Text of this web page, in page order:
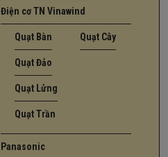
Điện cơ TN Vinawind
Quạt Bàn Quạt Cây
Quạt Đảo
Quạt Lửng
Quạt Trần
Panasonic